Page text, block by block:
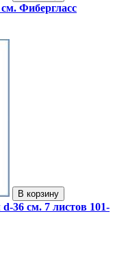
Фибергласс
В корзину
36 см. 7 листов 101-